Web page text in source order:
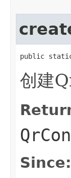
public
创建
Since: